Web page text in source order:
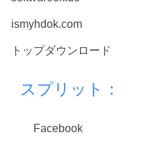
ismyhdok.com
トップダウンロード
スプリット：
Facebook